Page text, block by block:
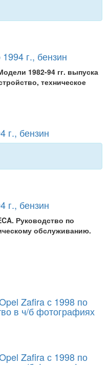
г., бензин
1982-94 гг. выпуска
техническое
г., бензин
г., бензин
Руководство по
обслуживанию.
Zafira с 1998 по
в ч/б фотографиях
Zafira с 1998 по